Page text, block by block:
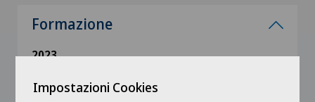
Formazione
2023
Radiology)
Impostazioni Cookies